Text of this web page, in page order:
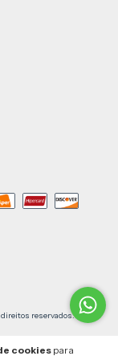
cookiespara
direitos reservados.